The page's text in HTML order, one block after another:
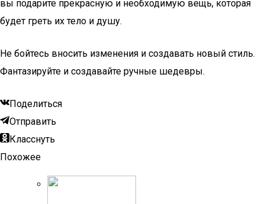
вы подарите прекрасную и необходимую вещь, которая
будет греть их тело и душу.
Не бойтесь вносить изменения и создавать новый стиль.
Фантазируйте и создавайте ручные шедевры.
Поделиться
Отправить
Класснуть
Похожее